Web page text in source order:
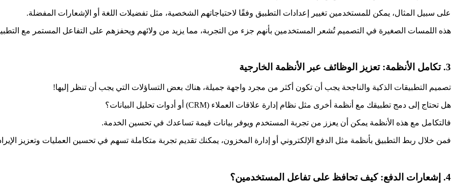
على سبيل المثال، يمكن للمستخدمين تغيير إعدادات التطبيق وفقًا لاحتياجاتهم الشخصية، مثل تفضيلات اللغة أو الإشعارات المفضلة.
هذه اللمسات الصغيرة في التصميم تُشعر المستخدمين بأنهم جزء من التجربة، مما يزيد من ولائهم ويحفزهم على التفاعل المستمر مع
3. تكامل الأنظمة: تعزيز الوظائف عبر الأنظمة الخارجية
تصميم التطبيقات الذكية والناجحة يجب أن تكون أكثر من مجرد واجهة جميلة، هناك بعض التساؤلات التي يجب أن تنظر إليها!
هل تحتاج إلى دمج تطبيقك مع أنظمة أخرى مثل نظام إدارة علاقات العملاء (CRM) أو أدوات تحليل البيانات؟
فالتكامل مع هذه الأنظمة يمكن أن يعزز من تجربة المستخدم ويوفر بيانات قيمة تساعدك في تحسين الخدمة.
فمن خلال ربط التطبيق بأنظمة مثل الدفع الإلكتروني أو إدارة المخزون، يمكنك تقديم تجربة متكاملة تسهم في تحسين العمليات وتعزيز
4. إشعارات الدفع: كيف تحافظ على تفاعل المستخدمين؟